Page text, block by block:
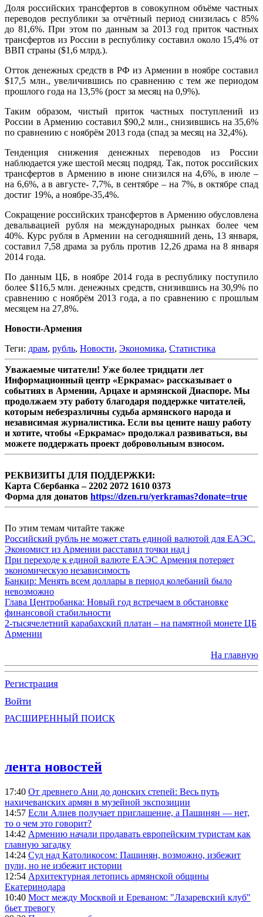
Доля российских трансфертов в совокупном объёме частных
переводов республики за отчётный период снизилась с 85%
до 81,6%. При этом по данным за 2013 год приток частных
трансфертов из России в республику составил около 15,4% от
ВВП страны ($1,6 млрд.).
Отток денежных средств в РФ из Армении в ноябре составил
$17,5 млн., увеличившись по сравнению с тем же периодом
прошлого года на 13,5% (рост за месяц на 0,9%).
Таким образом, чистый приток частных поступлений из
России в Армению составил $90,2 млн., снизившись на 35,6%
по сравнению с ноябрём 2013 года (спад за месяц на 32,4%).
Тенденция снижения денежных переводов из России
наблюдается уже шестой месяц подряд. Так, поток российских
трансфертов в Армению в июне снизился на 4,6%, в июле –
на 6,6%, а в августе- 7,7%, в сентябре – на 7%, в октябре спад
достиг 19%, а ноябре-35,4%.
Сокращение российских трансфертов в Армению обусловлена
девальвацией рубля на международных рынках более чем
40%. Курс рубля в Армении на сегодняшний день, 13 января,
составил 7,58 драма за рубль против 12,26 драма на 8 января
2014 года.
По данным ЦБ, в ноябре 2014 года в республику поступило
более $116,5 млн. денежных средств, снизившись на 30,9% по
сравнению с ноябрём 2013 года, а по сравнению с прошлым
месяцем на 27,8%.
Новости-Армения
Теги: драм, рубль, Новости, Экономика, Статистика
Уважаемые читатели! Уже более тридцати лет
Информационный центр «Еркрамас» рассказывает о
событиях в Армении, Арцахе и армянской Диаспоре. Мы
продолжаем эту работу благодаря поддержке читателей,
которым небезразличны судьба армянского народа и
независимая журналистика. Если вы цените нашу работу
и хотите, чтобы «Еркрамас» продолжал развиваться, вы
можете поддержать проект добровольным взносом.
РЕКВИЗИТЫ ДЛЯ ПОДДЕРЖКИ:
Карта Сбербанка – 2202 2072 1610 0373
Форма для донатов https://dzen.ru/yerkramas?donate=true
По этим темам читайте также
Российский рубль не может стать единой валютой для ЕАЭС.
Экономист из Армении расставил точки над i
При переходе к единой валюте ЕАЭС Армения потеряет
экономическую независимость
Банкир: Менять всем доллары в период колебаний было
невозможно
Глава Центробанка: Новый год встречаем в обстановке
финансовой стабильности
2-тысячелетний карабахский платан – на памятной монете ЦБ
Армении
На главную
Регистрация
Войти
РАСШИРЕННЫЙ ПОИСК
лента новостей
17:40 От древнего Ани до донских степей: Весь путь
нахичеванских армян в музейной экспозиции
14:57 Если Алиев получает приглашение, а Пашинян — нет,
то о чем это говорит?
14:42 Армению начали продавать европейским туристам как
главную загадку
14:24 Суд над Католикосом: Пашинян, возможно, избежит
пули, но не избежит истории
12:54 Архитектурная летопись армянской общины
Екатеринодара
10:40 Мост между Москвой и Ереваном: "Лазаревский клуб"
бьет тревогу